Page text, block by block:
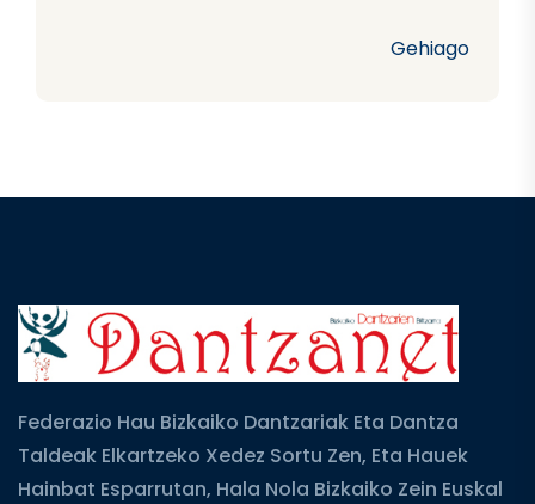
Gehiago
Federazio Hau Bizkaiko Dantzariak Eta Dantza
Taldeak Elkartzeko Xedez Sortu Zen, Eta Hauek
Hainbat Esparrutan, Hala Nola Bizkaiko Zein Euskal